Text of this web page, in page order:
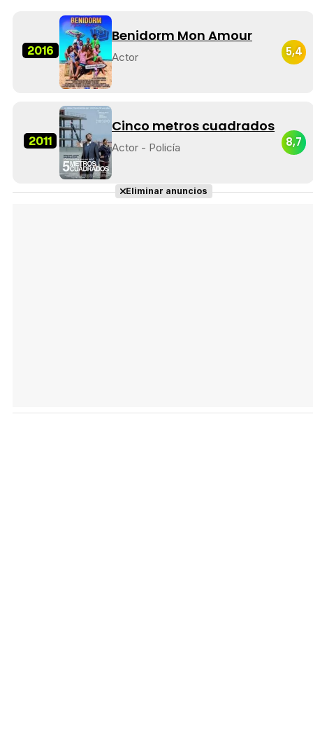
2016
Benidorm Mon Amour
Actor 5,4
2011
Cinco metros cuadrados
Actor - Policía 8,7
Eliminar anuncios